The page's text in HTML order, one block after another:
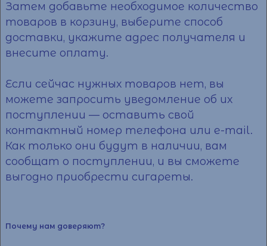
Затем добавьте необходимое количество
товаров в корзину, выберите способ
доставки, укажите адрес получателя и
внесите оплату.
Если сейчас нужных товаров нет, вы
можете запросить уведомление об их
поступлении — оставить свой
контактный номер телефона или e-mail.
Как только они будут в наличии, вам
сообщат о поступлении, и вы сможете
выгодно приобрести сигареты.
Почему нам доверяют?